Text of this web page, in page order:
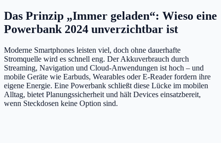
Das Prinzip „Immer geladen“: Wieso eine
Powerbank 2024 unverzichtbar ist
Moderne Smartphones leisten viel, doch ohne dauerhafte
Stromquelle wird es schnell eng. Der Akkuverbrauch durch
Streaming, Navigation und Cloud-Anwendungen ist hoch – und
mobile Geräte wie Earbuds, Wearables oder E-Reader fordern ihre
eigene Energie. Eine Powerbank schließt diese Lücke im mobilen
Alltag, bietet Planungssicherheit und hält Devices einsatzbereit,
wenn Steckdosen keine Option sind.